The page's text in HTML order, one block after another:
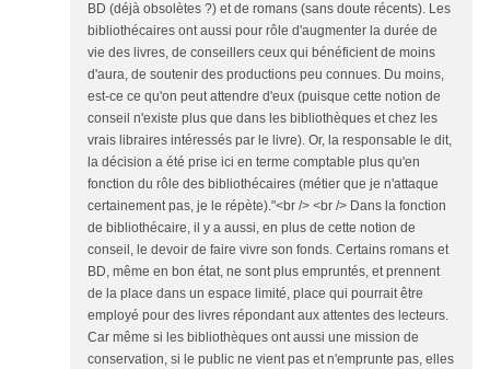
BD (déjà obsolètes ?) et de romans (sans doute récents). Les
bibliothécaires ont aussi pour rôle d'augmenter la durée de
vie des livres, de conseillers ceux qui bénéficient de moins
d'aura, de soutenir des productions peu connues. Du moins,
est-ce ce qu'on peut attendre d'eux (puisque cette notion de
conseil n'existe plus que dans les bibliothèques et chez les
vrais libraires intéressés par le livre). Or, la responsable le dit,
la décision a été prise ici en terme comptable plus qu'en
fonction du rôle des bibliothécaires (métier que je n'attaque
certainement pas, je le répète)."<br /> <br /> Dans la fonction
de bibliothécaire, il y a aussi, en plus de cette notion de
conseil, le devoir de faire vivre son fonds. Certains romans et
BD, même en bon état, ne sont plus empruntés, et prennent
de la place dans un espace limité, place qui pourrait être
employé pour des livres répondant aux attentes des lecteurs.
Car même si les bibliothèques ont aussi une mission de
conservation, si le public ne vient pas et n'emprunte pas, elles